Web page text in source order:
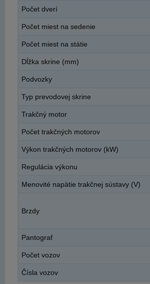
Počet dverí
Počet miest na sedenie
Počet miest na státie
Dĺžka skrine (mm)
Podvozky
Typ prevodovej skrine
Trakčný motor
Počet trakčných motorov
Výkon trakčných motorov (kW)
Regulácia výkonu
Menovité napätie trakčnej sústavy (V)
Brzdy
Pantograf
Počet vozov
Čísla vozov